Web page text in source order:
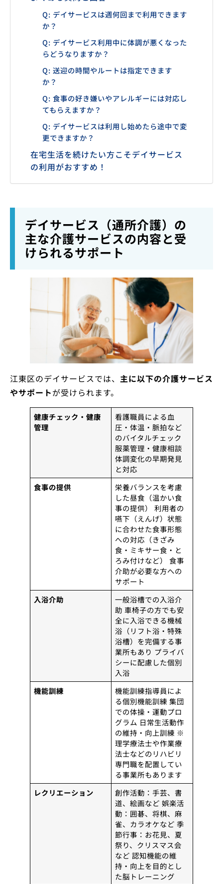
Q: デイサービスは週何回まで利用できます
か？
Q: デイサービス利用中に体調が悪くなった
らどうなりますか？
Q: 送迎の時間やルートは指定できます
か？
Q: 食事の好き嫌いやアレルギーには対応し
てもらえますか？
Q: デイサービスは利用し始めたら途中で変
更できますか？
在宅生活を続けたい方こそデイサービス
の利用がおすすめ！
デイサービス（通所介護）の
主な介護サービスの内容と受
けられるサポート
江東区のデイサービスでは、 主に以下の介護サービス
やサポートが受けられます。
健康チェック・健康
管理
看護職員による血
圧・体温・脈拍など
のバイタルチェック
服薬管理・健康相談
体調変化の早期発見
と対応
食事の提供
栄養バランスを考慮
した昼食（温かい食
事の提供） 利用者の
嚥下（えんげ）状態
に合わせた食事形態
への対応（きざみ
食・ミキサー食・と
ろみ付けなど） 食事
介助が必要な方への
サポート
入浴介助
一般浴槽での入浴介
助 車椅子の方でも安
全に入浴できる機械
浴（リフト浴・特殊
浴槽）を完備する事
業所もあり プライバ
シーに配慮した個別
入浴
機能訓練
機能訓練指導員によ
る個別機能訓練 集団
での体操・運動プロ
グラム 日常生活動作
の維持・向上訓練 ※
理学療法士や作業療
法士などのリハビリ
専門職を配置してい
る事業所もあります
レクリエーション
創作活動：手芸、書
道、絵画など 娯楽活
動：囲碁、将棋、麻
雀、カラオケなど 季
節行事：お花見、夏
祭り、クリスマス会
など 認知機能の維
持・向上を目的とし
た脳トレーニング